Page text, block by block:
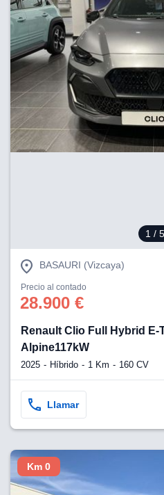
1 / 5
BASAURI (Vizcaya)
Precio al contado
28.900 €
Renault Clio Full Hybrid E-
Alpine117kW
2025 Híbrido 1 Km 160 CV
Llamar
Km 0